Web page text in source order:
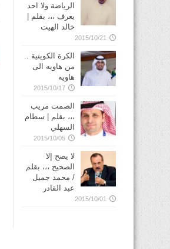
الرياضة ولا احد
يعرف ،،، بقلم |
خالد الهيت
2015/10/21
الكرة الكويتية ..
من هاويه الى
هاويه
2015/10/17
الصمت مريب
،،، بقلم | سطام
السهلي
2015/10/05
لا يصح إلا
الصحيح ،،، بقلم
/ محمد جميل
عبد القادر
2015/10/01